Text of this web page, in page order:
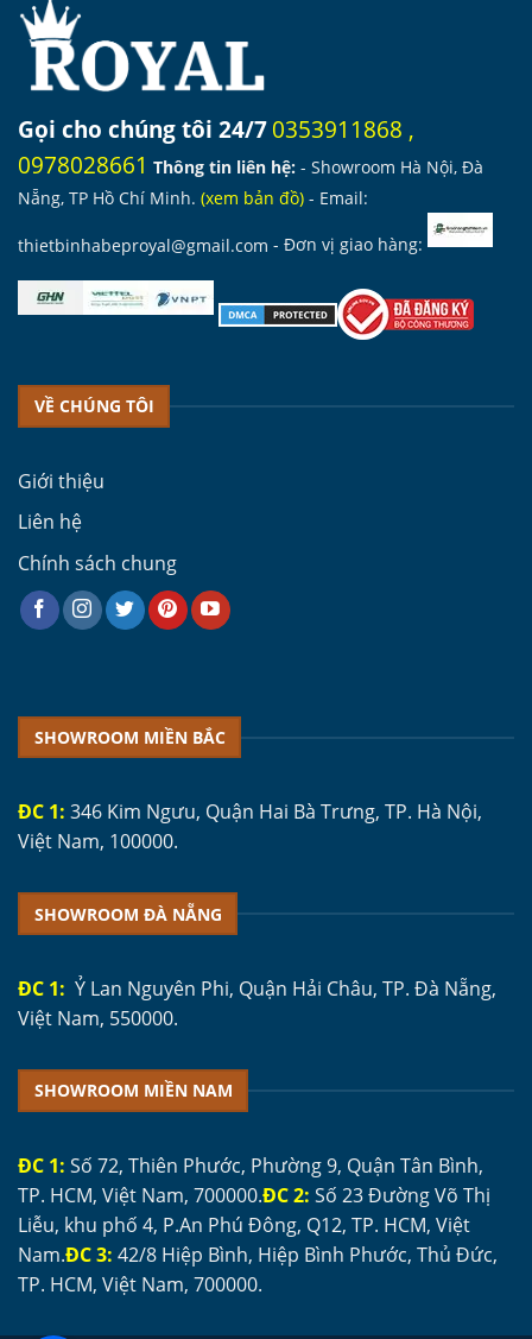
Gọi cho chúng tôi 24/70353911868 ,
0978028661 Thông tin liên hệ: - Showroom Hà Nội, Đà
Nẵng, TP Hồ Chí Minh. (xem bản đồ) - Email:
thietbinhabeproyal@gmail.com - Đơn vị giao hàng:
VỀ CHÚNG TÔI
Giới thiệu
Liên hệ
Chính sách chung
SHOWROOM MIỀN BẮC
ĐC 1: 346 Kim Ngưu, Quận Hai Bà Trưng, TP. Hà Nội,
Việt Nam, 100000.
SHOWROOM ĐÀ NẴNG
ĐC 1: Ỷ Lan Nguyên Phi, Quận Hải Châu, TP. Đà Nẵng,
Việt Nam, 550000.
SHOWROOM MIỀN NAM
ĐC 1: Số 72, Thiên Phước, Phường 9, Quận Tân Bình,
TP. HCM, Việt Nam, 700000.ĐC 2: Số 23 Đường Võ Thị
Liễu, khu phố 4, P.An Phú Đông, Q12, TP. HCM, Việt
Nam.ĐC 3: 42/8 Hiệp Bình, Hiệp Bình Phước, Thủ Đức,
TP. HCM, Việt Nam, 700000.